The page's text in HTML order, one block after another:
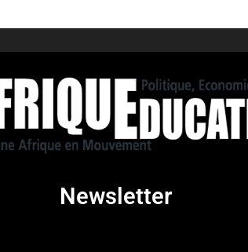
Newsletter